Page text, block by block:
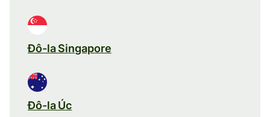
Đô-la Singapore
Đô-la Úc